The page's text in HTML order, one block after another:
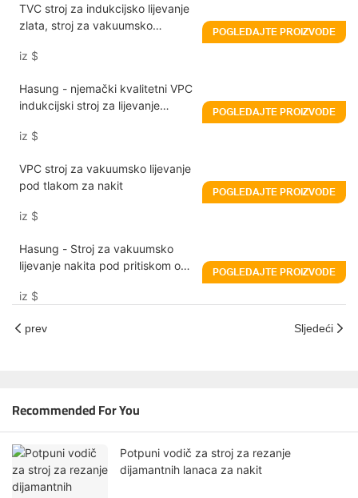
TVC stroj za indukcijsko lijevanje
zlata, stroj za vakuumsko
vibracijskom tehnologijom
iz $
POGLEDAJTE PROIZVODE
Hasung - njemački kvalitetni VPC
indukcijski stroj za lijevanje
tlačno lijevanje za nakit
iz $
POGLEDAJTE PROIZVODE
VPC stroj za vakuumsko lijevanje
pod tlakom za nakit
iz $
POGLEDAJTE PROIZVODE
Hasung - Stroj za vakuumsko
lijevanje nakita pod pritiskom od
srebro
iz $
POGLEDAJTE PROIZVODE
prev Sljedeći
Recommended For You
Potpuni vodič za stroj za rezanje
dijamantnih lanaca za nakit